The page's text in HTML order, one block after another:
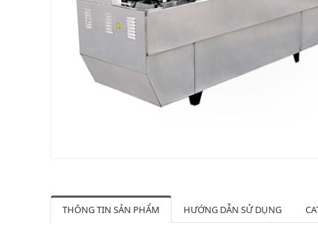
THÔNG TIN SẢN PHẨM HƯỚNG DẪN SỬ DỤNG